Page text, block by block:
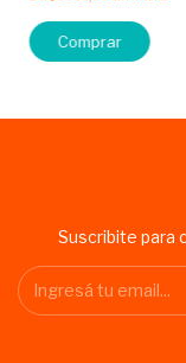
Comprar
Suscribite para